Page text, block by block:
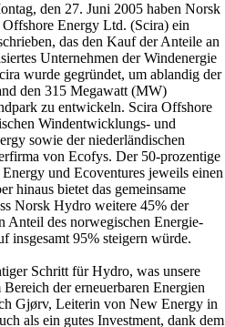
den 27. Juni 2005 haben Norsk
Energy Ltd. (Scira) ein
das den Kauf der Anteile an
Unternehmen der Windenergie
wurde gegründet, um ablandig der
den 315 Megawatt (MW)
zu entwickeln. Scira Offshore
Windentwicklungs- und
sowie der niederländischen
von Ecofys. Der 50-prozentige
und Ecoventures jeweils einen
hinaus bietet das gemeinsame
Norsk Hydro weitere 45% der
Anteil des norwegischen Energie-
insgesamt 95% steigern würde.
Schritt für Hydro, was unsere
der erneuerbaren Energien
Gjørv, Leiterin von New Energy in
als ein gutes Investment, dank dem